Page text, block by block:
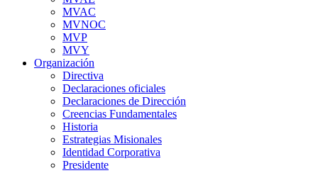
MVAC
MVNOC
MVP
MVY
Organización
Directiva
Declaraciones oficiales
Declaraciones de Dirección
Creencias Fundamentales
Historia
Estrategias Misionales
Identidad Corporativa
Presidente